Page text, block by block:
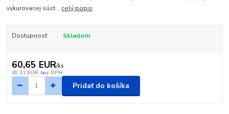
vykurovacej súst... celý popis
Dostupnosť Skladom
60,65 EUR/ks
49,31 EUR bez DPH
Pridať do košíka